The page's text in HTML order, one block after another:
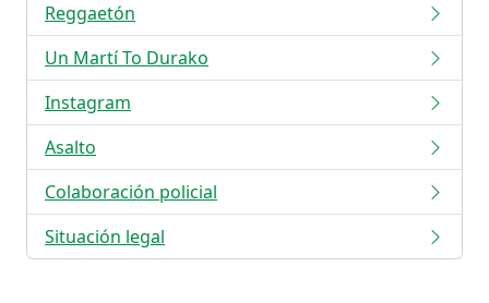
Reggaetón
Un Martí To Durako
Instagram
Asalto
Colaboración policial
Situación legal